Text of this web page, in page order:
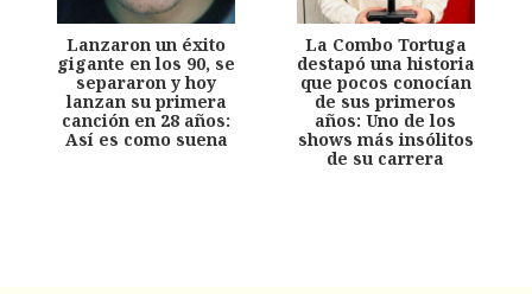
Lanzaron un éxito
gigante en los 90, se
separaron y hoy
lanzan su primera
canción en 28 años:
Así es como suena
La Combo Tortuga
destapó una historia
que pocos conocían
de sus primeros
años: Uno de los
shows más insólitos
de su carrera